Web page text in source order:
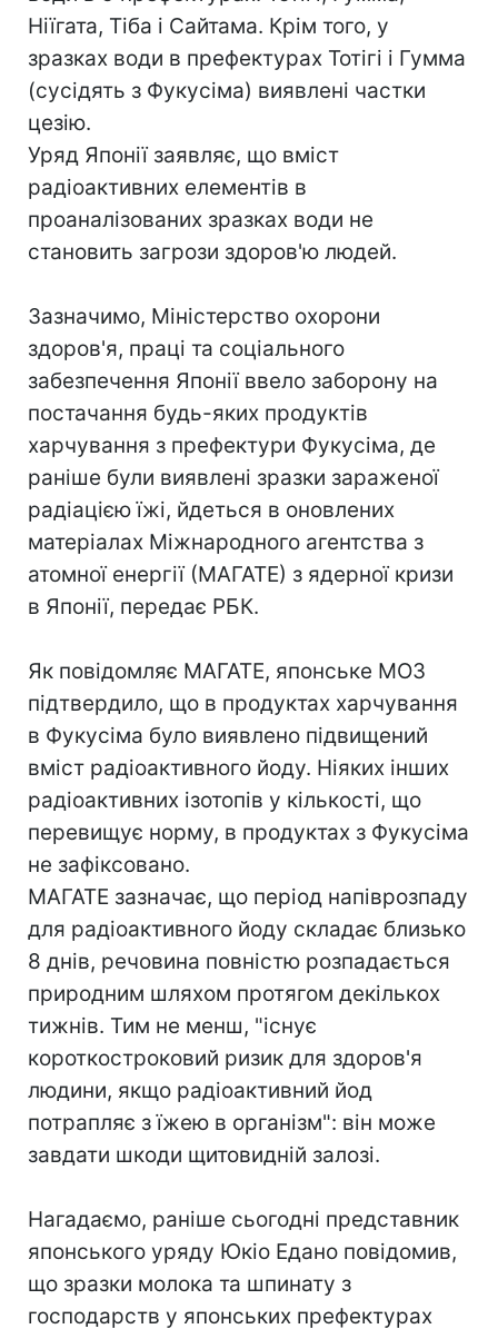
Ніїгата, Тіба і Сайтама. Крім того, у
зразках води в префектурах Тотігі і Гумма
(сусідять з Фукусіма) виявлені частки
цезію.
Уряд Японії заявляє, що вміст
радіоактивних елементів в
проаналізованих зразках води не
становить загрози здоров'ю людей.
Зазначимо, Міністерство охорони
здоров'я, праці та соціального
забезпечення Японії ввело заборону на
постачання будь-яких продуктів
харчування з префектури Фукусіма, де
раніше були виявлені зразки зараженої
радіацією їжі, йдеться в оновлених
матеріалах Міжнародного агентства з
атомної енергії (МАГАТЕ) з ядерної кризи
в Японії, передає РБК.
Як повідомляє МАГАТЕ, японське МОЗ
підтвердило, що в продуктах харчування
в Фукусіма було виявлено підвищений
вміст радіоактивного йоду. Ніяких інших
радіоактивних ізотопів у кількості, що
перевищує норму, в продуктах з Фукусіма
не зафіксовано.
МАГАТЕ зазначає, що період напіврозпаду
для радіоактивного йоду складає близько
8 днів, речовина повністю розпадається
природним шляхом протягом декількох
тижнів. Тим не менш, "існує
короткостроковий ризик для здоров'я
людини, якщо радіоактивний йод
потрапляє з їжею в організм": він може
завдати шкоди щитовидній залозі.
Нагадаємо, раніше сьогодні представник
японського уряду Юкіо Едано повідомив,
що зразки молока та шпинату з
господарств у японських префектурах